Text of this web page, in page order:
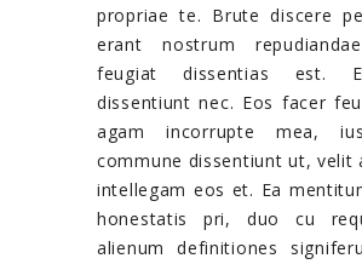
propriae te. Brute discere
erant nostrum
feugiat dissentias est.
dissentiunt nec. Eos facer
agam incorrupte mea,
commune dissentiunt ut, velit
intellegam eos et. Ea
honestatis pri, duo cu
alienum definitiones